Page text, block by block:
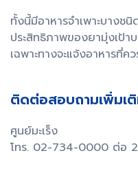
ทั้งนี้มีอาหารจำเพาะบางช
ประสิทธิภาพของยามุ่งเป้
เฉพาะทางจะแจ้งอาหารที่
ติดต่อสอบถามเพิ่มเ
ศูนย์มะเร็ง
โทร. 02-734-0000 ต่อ